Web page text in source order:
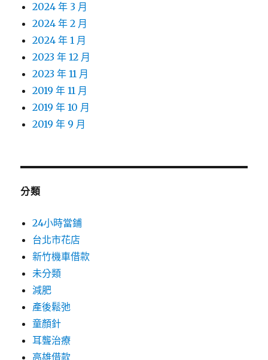
2024 年 3 月
2024 年 2 月
2024 年 1 月
2023 年 12 月
2023 年 11 月
2019 年 11 月
2019 年 10 月
2019 年 9 月
分類
24小時當鋪
台北市花店
新竹機車借款
未分類
減肥
產後鬆弛
童顏針
耳聾治療
高雄借款